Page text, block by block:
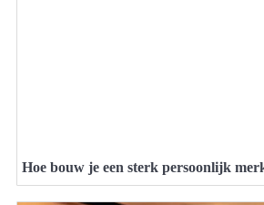
Hoe bouw je een sterk persoonlijk